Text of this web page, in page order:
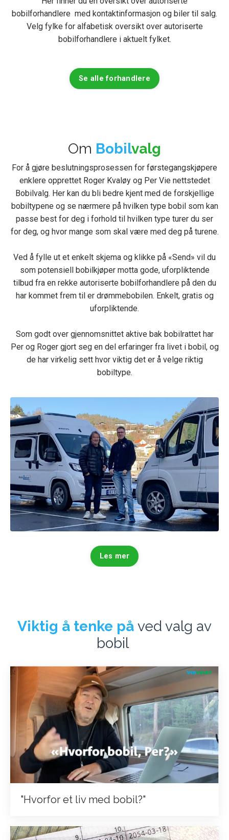
bobilforhandlere med kontaktinformasjon og biler til salg.
Velg fylke for alfabetisk oversikt over autoriserte
bobilforhandlere i aktuelt fylket.
Se alle forhandlere
Om Bobilvalg
For å gjøre beslutningsprosessen for førstegangskjøpere
enklere opprettet Roger Kvaløy og Per Vie nettstedet
Bobilvalg. Her kan du bli bedre kjent med de forskjellige
bobiltypene og se nærmere på hvilken type bobil som kan
passe best for deg i forhold til hvilken type turer du ser
for deg, og hvor mange som skal være med deg på turene.
Ved å fylle ut et enkelt skjema og klikke på «Send» vil du
som potensiell bobilkjøper motta gode, uforpliktende
tilbud fra en rekke autoriserte bobilforhandlere på den du
har kommet frem til er drømmebobilen. Enkelt, gratis og
uforpliktende.
Som godt over gjennomsnittet aktive bak bobilrattet har
Per og Roger gjort seg en del erfaringer fra livet i bobil, og
de har virkelig sett hvor viktig det er å velge riktig
bobiltype.
Les mer
Viktig å tenke på ved valg av
bobil
"Hvorfor et liv med bobil?"